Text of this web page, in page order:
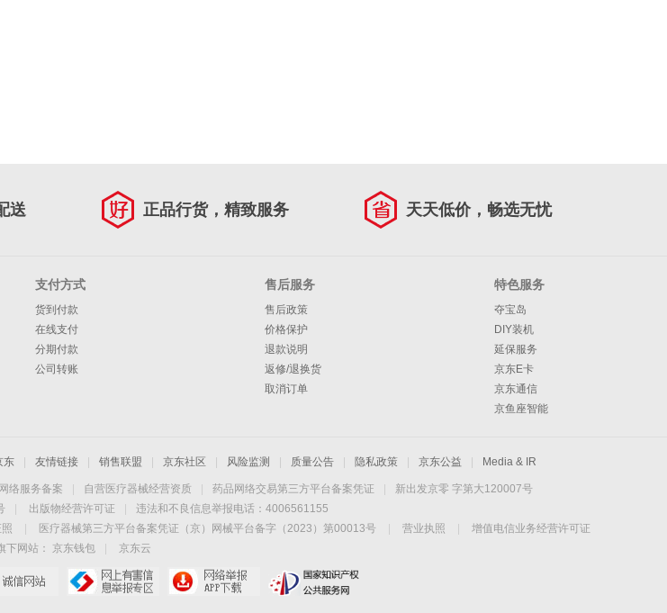
送 正品行货，精致服务 天天低价，畅选无忧
支付方式
货到付款
在线支付
分期付款
公司转账
售后服务
售后政策
价格保护
退款说明
返修/退换货
取消订单
特色服务
夺宝岛
DIY装机
延保服务
京东E卡
京东通信
京鱼座智能
东 友情链接 销售联盟 京东社区 风险监测 质量公告 隐私政策 京东公益 Media & IR
络服务备案 自营医疗器械经营资质 药品网络交易第三方平台备案凭证
新出发京零 字第大120007号
出版物经营许可证
违法和不良信息举报电话：4006561155
医疗器械第三方平台备案凭证（京）网械平台备字（2023）第00013号 营业执照
增值电信业务经营许可证
下网站：
京东钱包
京东云